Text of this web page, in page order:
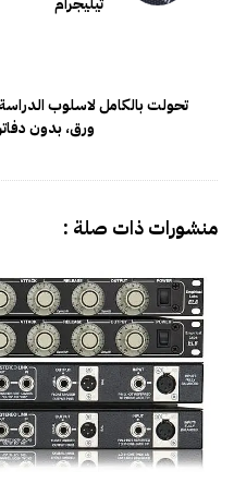
ورق، بدون
منشورات ذات صلة :